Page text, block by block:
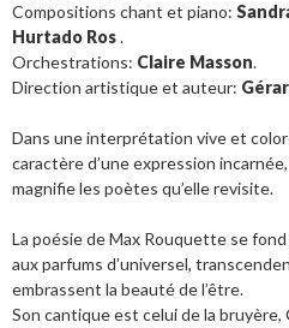
Compositions chant et piano:
Hurtado Ros.
Orchestrations: Claire Masson.
Direction artistique et auteur:
Dans une interprétation vive et
caractère d’une expression incarnée,
magnifie les poètes qu’elle revisite.
La poésie de Max Rouquette se
aux parfums d’universel,
embrassent la beauté de l’être.
Son cantique est celui de la bruyère,